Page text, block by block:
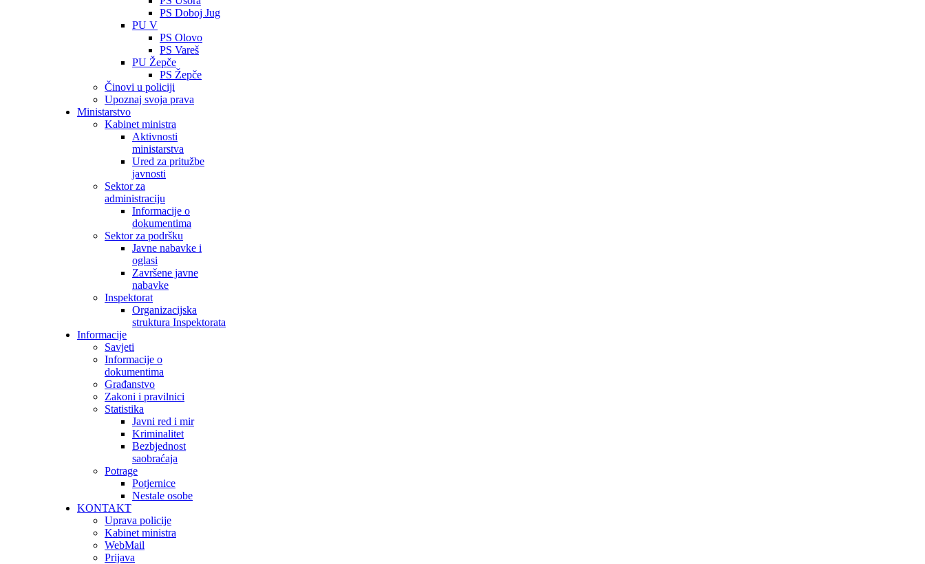
PS Doboj Jug
PU V
PS Olovo
PS Vareš
PU Žepče
PS Žepče
Činovi u policiji
Upoznaj svoja prava
Ministarstvo
Kabinet ministra
Aktivnosti
ministarstva
Ured za pritužbe
javnosti
Sektor za
administraciju
Informacije o
dokumentima
Sektor za podršku
Javne nabavke i
oglasi
Završene javne
nabavke
Inspektorat
Organizacijska
struktura Inspektorata
Informacije
Savjeti
Informacije o
dokumentima
Građanstvo
Zakoni i pravilnici
Statistika
Javni red i mir
Kriminalitet
Bezbjednost
saobraćaja
Potrage
Potjernice
Nestale osobe
KONTAKT
Uprava policije
Kabinet ministra
WebMail
Prijava